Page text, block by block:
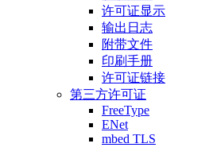
许可证显示
输出日志
附带文件
印刷手册
许可证链接
第三方许可证
FreeType
ENet
mbed TLS